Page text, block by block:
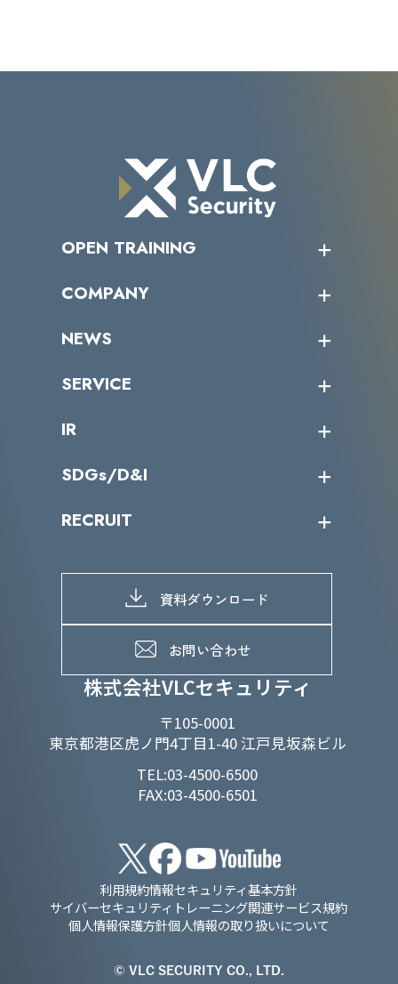
株式会社VLCセキュリティ
〒105-0001
東京都港区虎ノ門4丁目1-40 江戸見坂森ビル
TEL:03-4500-6500
FAX:03-4500-6501
OPEN TRAINING
受講者の声
COMPANY
トップメッセージ
ミッション／ビジョン
パートナー企業一覧
NEWS
サイバーニュース
SERVICE
カテゴリー別サービス一覧
IR
IRカレンダー
IRライブラリー
よくあるご質問
SDGs/D&I
当グループのマテリアリティ
SDGs推進体制
D&Iの取り組み
RECRUIT
募集職種一覧
メッセージ
メンバーインタビュー
資料ダウンロード
お問い合わせ
利用規約情報セキュリティ基本方針
サイバーセキュリティトレーニング関連サービス規約
個人情報保護方針個人情報の取り扱いについて
© VLC SECURITY CO., LTD.